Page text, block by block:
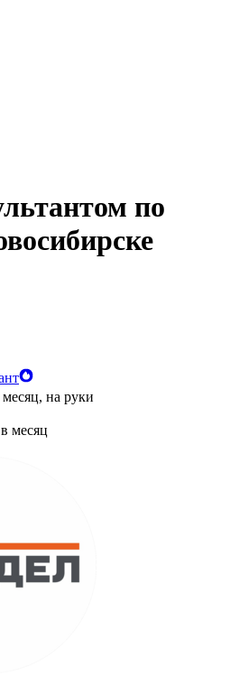
по
месяц, на руки
месяц